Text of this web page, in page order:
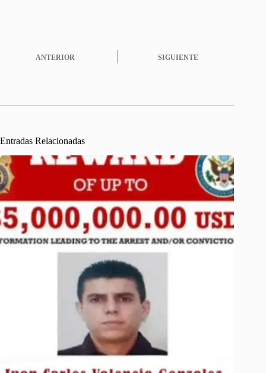
ANTERIOR SIGUIENTE
Entradas Relacionadas